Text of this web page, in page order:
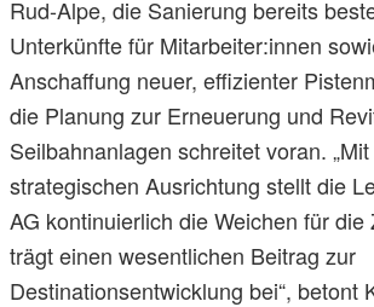
Rud-Alpe, die Sanierung bereits
Unterkünfte für Mitarbeiter:innen
Anschaffung neuer, effizienter
die Planung zur Erneuerung und
Seilbahnanlagen schreitet voran.
strategischen Ausrichtung stellt die
AG kontinuierlich die Weichen für die
trägt einen wesentlichen Beitrag zur
Destinationsentwicklung bei“, betont